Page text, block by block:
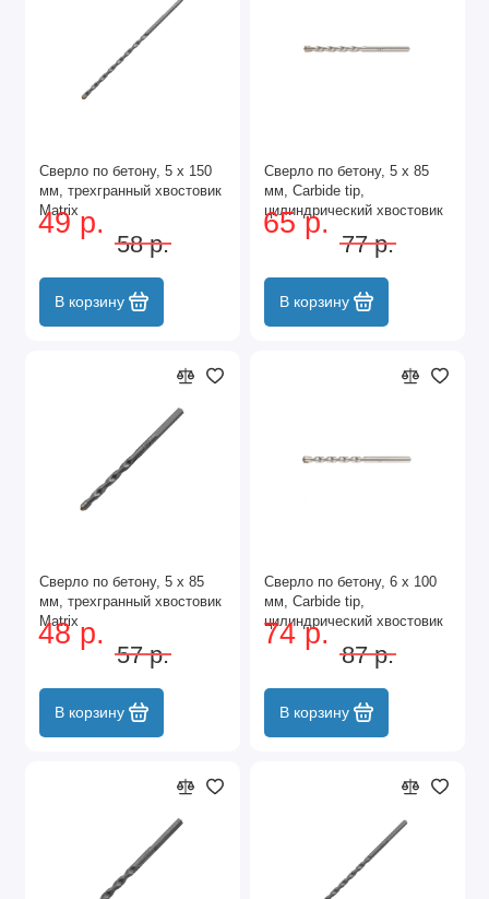
Сверло по бетону, 5 х 150
мм, трехгранный хвостовик
Matrix
49 р.
58 р.
В корзину
Сверло по бетону, 5 х 85
мм, Carbide tip,
цилиндрический хвостовик
Барс
65 р.
77 р.
В корзину
Сверло по бетону, 5 х 85
мм, трехгранный хвостовик
Matrix
48 р.
57 р.
В корзину
Сверло по бетону, 6 х 100
мм, Carbide tip,
цилиндрический хвостовик
Барс
74 р.
87 р.
В корзину